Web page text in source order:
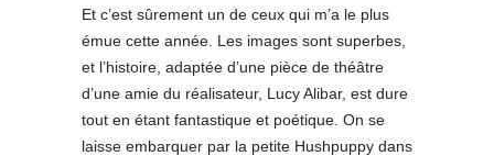
Et c’est sûrement un de ceux qui m’a le plus
émue cette année. Les images sont superbes,
et l’histoire, adaptée d’une pièce de théâtre
d’une amie du réalisateur, Lucy Alibar, est dure
tout en étant fantastique et poétique. On se
laisse embarquer par la petite Hushpuppy dans